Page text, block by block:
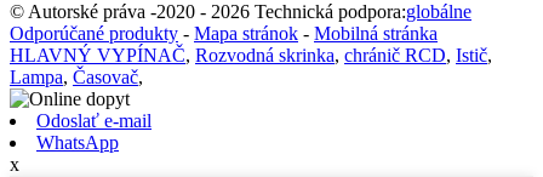
© Autorské práva -2020 - 2026 Technická podpora:globálne
Odporúčané produkty - Mapa stránok - Mobilná stránka
HLAVNÝ VYPÍNAČ, Rozvodná skrinka, chránič RCD, Istič,
Lampa, Časovač,
Odoslať e-mail
WhatsApp
x